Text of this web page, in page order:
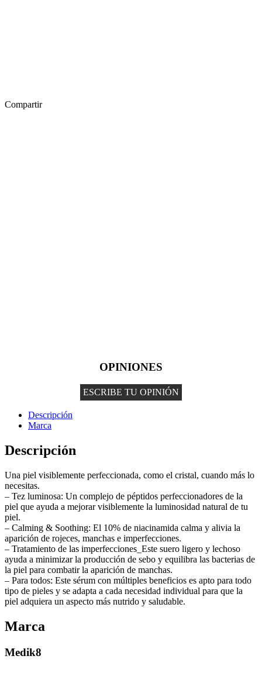
Compartir
OPINIONES
ESCRIBE TU OPINIÓN
Descripción
Marca
Descripción
Una piel visiblemente perfeccionada, como el cristal, cuando más lo
necesitas.
– Tez luminosa: Un complejo de péptidos perfeccionadores de la
piel que ayuda a mejorar visiblemente la luminosidad natural de tu
piel.
– Calming & Soothing: El 10% de niacinamida calma y alivia la
aparición de rojeces, manchas e imperfecciones.
– Tratamiento de las imperfecciones_Este suero ligero y lechoso
ayuda a minimizar la producción de sebo y equilibra las bacterias de
la piel para combatir la aparición de manchas.
– Para todos: Este sérum con múltiples beneficios es apto para todo
tipo de pieles y se adapta a cada necesidad individual para que la
piel adquiera un aspecto más nutrido y saludable.
Marca
Medik8